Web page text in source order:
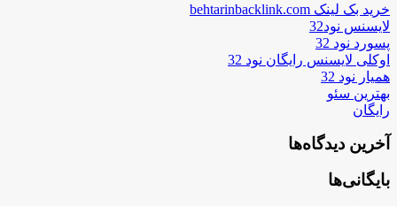
خرید بک لینک behtarinbacklink.com
لایسنس نود32
پسورد نود 32
اوکلی لایسنس رایگان نود 32
همیار نود 32
بهترین سئو
رایگان
آخرین دیدگاه‌ها
بایگانی‌ها